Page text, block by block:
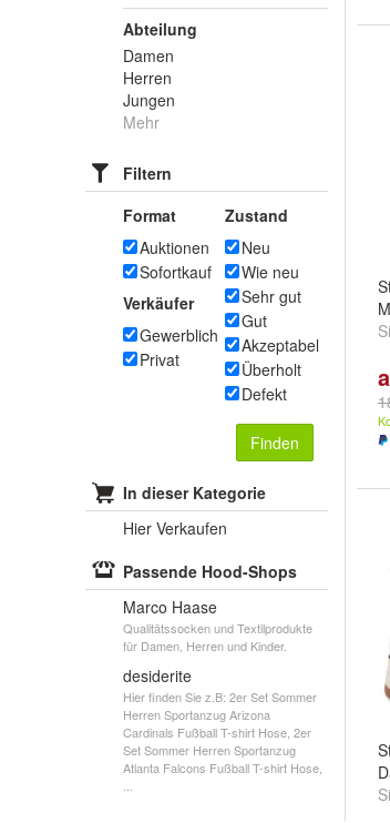
Abteilung
Damen
Herren
Jungen
Mehr
Filtern
Format
Auktionen
Sofortkauf
Verkäufer
Gewerblich
Privat
Zustand
Neu
Wie neu
Sehr gut
Gut
Akzeptabel
Überholt
Defekt
Finden
In dieser Kategorie
Hier Verkaufen
Passende Hood-Shops
Marco Haase
Qualitätssocken und Textilprodukte
für Damen, Herren und Kinder.
desiderite
Hier finden Sie z.B: 2er Set Sommer
Herren Sportanzug Arizona
Cardinals Fußball T-shirt Hose, 2er
Set Sommer Herren Sportanzug
Atlanta Falcons Fußball T-shirt Hose,